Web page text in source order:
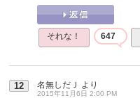
それな！ 647
12 名無しだＪ より
2015年11月6日 2:00 PM